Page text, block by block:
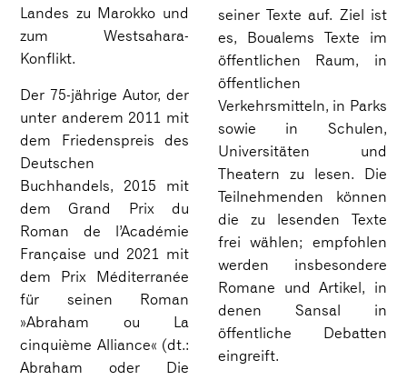
Landes zu Marokko und
zum Westsahara-
Konflikt.
Der 75-jährige Autor, der
unter anderem 2011 mit
dem Friedenspreis des
Deutschen
Buchhandels, 2015 mit
dem Grand Prix du
Roman de l’Académie
Française und 2021 mit
dem Prix Méditerranée
für seinen Roman
»Abraham ou La
cinquième Alliance« (dt.:
Abraham oder Die
seiner Texte auf. Ziel ist
es, Boualems Texte im
öffentlichen Raum, in
öffentlichen
Verkehrsmitteln, in Parks
sowie in Schulen,
Universitäten und
Theatern zu lesen. Die
Teilnehmenden können
die zu lesenden Texte
frei wählen; empfohlen
werden insbesondere
Romane und Artikel, in
denen Sansal in
öffentliche Debatten
eingreift.